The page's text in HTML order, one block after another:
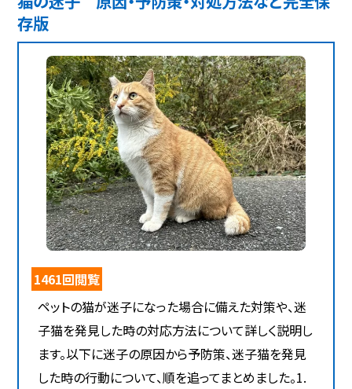
存版
1461回閲覧
ペットの猫が迷子になった場合に備えた対策や、迷
子猫を発見した時の対応方法について詳しく説明し
ます。以下に迷子の原因から予防策、迷子猫を発見
した時の行動について、順を追ってまとめました。1.